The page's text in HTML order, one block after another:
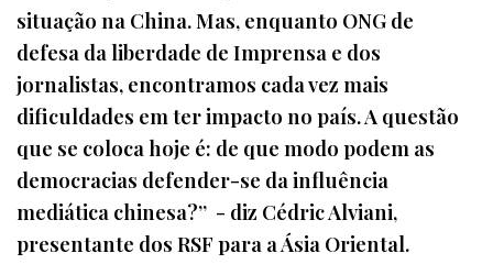
situação na China. Mas, enquanto ONG de
defesa da liberdade de Imprensa e dos
jornalistas, encontramos cada vez mais
dificuldades em ter impacto no país. A questão
que se coloca hoje é: de que modo podem as
democracias defender-se da influência
mediática chinesa?” - diz Cédric Alviani,
presentante dos RSF para a Ásia Oriental.